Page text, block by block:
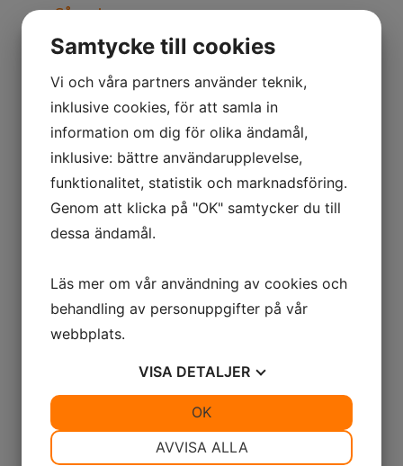
Såggripar
Skopor till gräv och lastmaskiner
Tiltrotatorer
Gaffelställ
Vattenkanoner
Minidumprar
Tvångsblandare
Grävmaskinständer
Grävmaskinsfästen
Adapterplattor till bla hammare och saxar
Samtycke till cookies
Vi och våra partners använder teknik,
inklusive cookies, för att samla in
information om dig för olika ändamål,
inklusive: bättre användarupplevelse,
funktionalitet, statistik och marknadsföring.
Genom att klicka på "OK" samtycker du till
dessa ändamål.
Läs mer om vår användning av cookies och
behandling av personuppgifter på vår
webbplats.
VISA DETALJER
AVVISA ALLA
OK